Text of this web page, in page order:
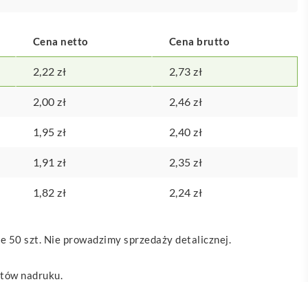
Cena netto Cena brutto
2,22zł 2,73zł
2,00zł 2,46zł
1,95zł 2,40zł
1,91zł 2,35zł
1,82zł 2,24zł
50 szt. Nie prowadzimy sprzedaży detalicznej.
nadruku.